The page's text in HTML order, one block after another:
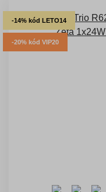
-14% kód LETO14
-20% kód VIP20